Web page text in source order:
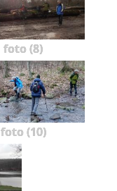
foto (8)
foto (10)